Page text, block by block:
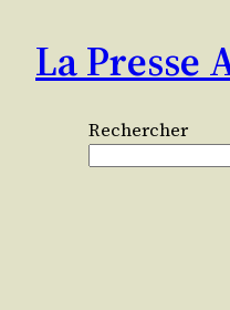
contenu
La Presse
Rechercher